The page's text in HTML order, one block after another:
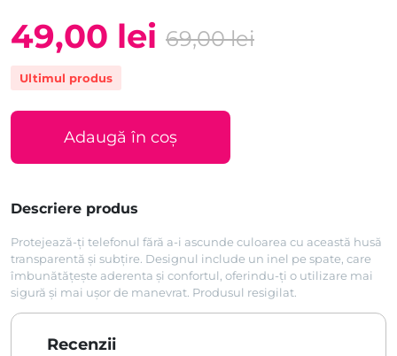
69,00lei
Prețul
inițial
a
fost:
49,00 lei
Prețul
curent
este:
49,00 lei.
Ultimul produs
Adaugă în coș
Descriere produs
Protejează-ți telefonul fără a-i ascunde culoarea cu această husă
transparentă și subțire. Designul include un inel pe spate, care
îmbunătățește aderenta și confortul, oferindu-ți o utilizare mai
sigură și mai ușor de manevrat. Produsul resigilat.
Recenzii